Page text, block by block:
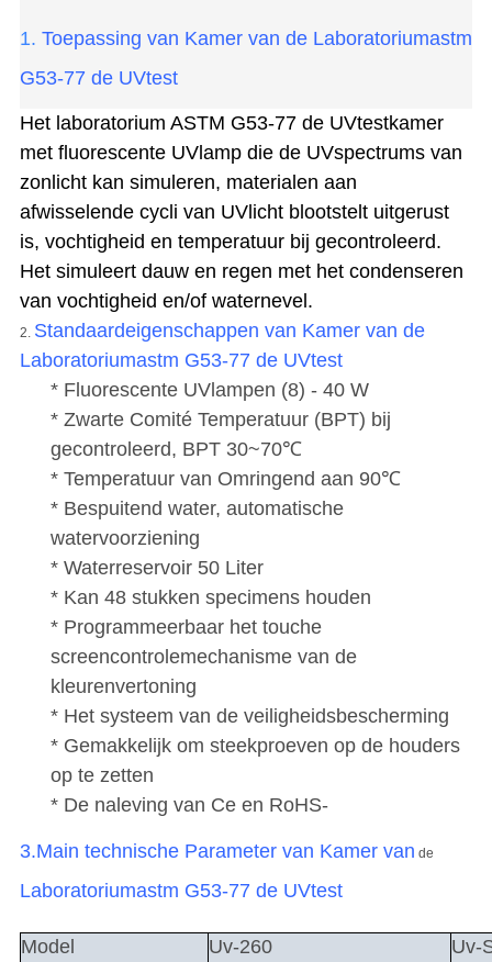
1. Toepassing van Kamer van de Laboratoriumastm
G53-77 de UVtest
Het laboratorium ASTM G53-77 de UVtestkamer
met fluorescente UVlamp die de UVspectrums van
zonlicht kan simuleren, materialen aan
afwisselende cycli van UVlicht blootstelt uitgerust
is, vochtigheid en temperatuur bij gecontroleerd.
Het simuleert dauw en regen met het condenseren
van vochtigheid en/of waternevel .
2. Standaardeigenschappen van Kamer van de
Laboratoriumastm G53-77 de UVtest
* Fluorescente UVlampen (8) - 40 W
* Zwarte Comité Temperatuur (BPT) bij
gecontroleerd, BPT 30~70℃
* Temperatuur van Omringend aan 90℃
* Bespuitend water, automatische
watervoorziening
* Waterreservoir 50 Liter
* Kan 48 stukken specimens houden
* Programmeerbaar het touche
screencontrolemechanisme van de
kleurenvertoning
* Het systeem van de veiligheidsbescherming
* Gemakkelijk om steekproeven op de houders
op te zetten
* De naleving van Ce en RoHS-
3.Main technische Parameter van Kamer van de
Laboratoriumastm G53-77 de UVtest
Model Uv-260 Uv-